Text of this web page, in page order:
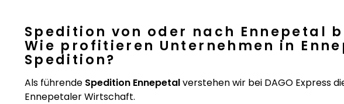
Spedition von oder nach Ennepetal
Wie profitieren Unternehmen in
Spedition?
Als führende Spedition Ennepetalverstehen wir bei DAGO Express
Ennepetaler Wirtschaft.